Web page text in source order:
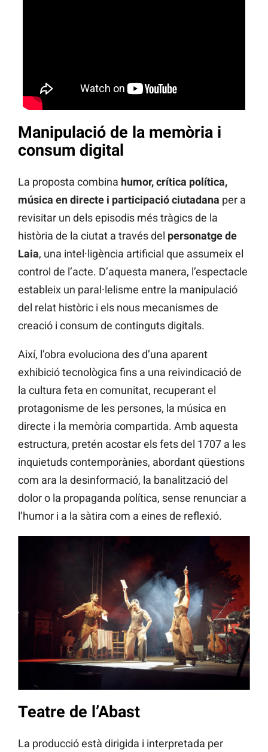
Manipulació de la memòria i
consum digital
La proposta combina humor, crítica política,
música en directe i participació ciutadana per a
revisitar un dels episodis més tràgics de la
història de la ciutat a través del personatge de
Laia, una intel·ligència artificial que assumeix el
control de l’acte. D’aquesta manera, l’espectacle
estableix un paral·lelisme entre la manipulació
del relat històric i els nous mecanismes de
creació i consum de continguts digitals.
Així, l’obra evoluciona des d’una aparent
exhibició tecnològica fins a una reivindicació de
la cultura feta en comunitat, recuperant el
protagonisme de les persones, la música en
directe i la memòria compartida. Amb aquesta
estructura, pretén acostar els fets del 1707 a les
inquietuds contemporànies, abordant qüestions
com ara la desinformació, la banalització del
dolor o la propaganda política, sense renunciar a
l’humor i a la sàtira com a eines de reflexió.
Teatre de l’Abast
La producció està dirigida i interpretada per